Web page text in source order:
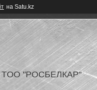
на Satu.kz
TOO "РОСБЕЛКАР"